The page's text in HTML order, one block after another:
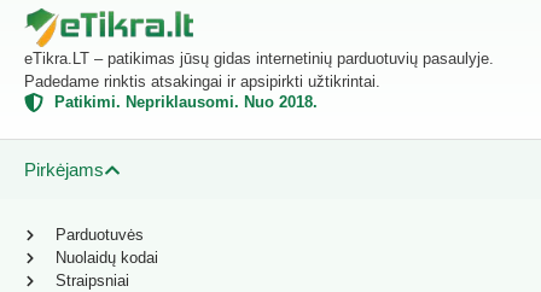
eTikra.LT – patikimas jūsų gidas internetinių parduotuvių pasaulyje.
Padedame rinktis atsakingai ir apsipirkti užtikrintai.
Patikimi. Nepriklausomi. Nuo 2018.
Pirkėjams
Parduotuvės
Nuolaidų kodai
Straipsniai